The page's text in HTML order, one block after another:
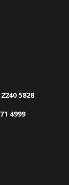
5828
4999